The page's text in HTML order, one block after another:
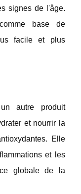
signes de l'âge.
base de
facile et plus
autre produit
et nourrir la
Elle
et les
globale de la